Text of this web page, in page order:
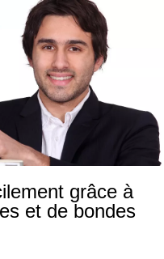
grâce à
et de bondes